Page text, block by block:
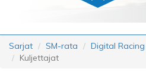
Sarjat SM-rata
Digital
Kuljettajat